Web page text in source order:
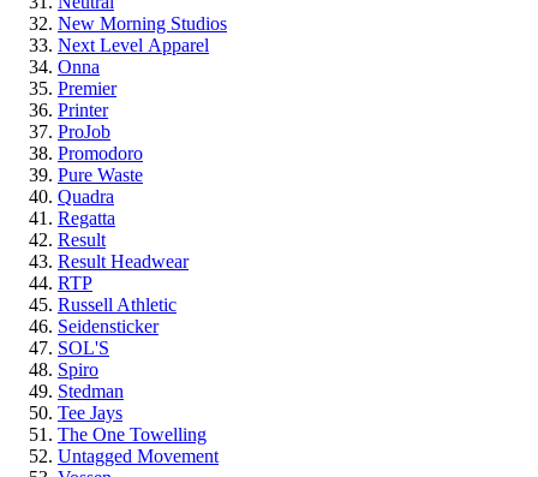
New Morning Studios
Next Level Apparel
Onna
Premier
Printer
ProJob
Promodoro
Pure Waste
Quadra
Regatta
Result
Result Headwear
RTP
Russell Athletic
Seidensticker
SOL'S
Spiro
Stedman
Tee Jays
The One Towelling
Untagged Movement